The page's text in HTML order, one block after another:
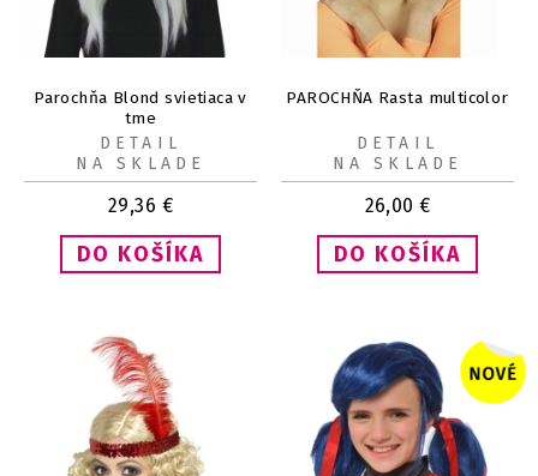
Parochňa Blond svietiaca v
tme
29,36 €
DETAIL
NA SKLADE
PAROCHŇA Rasta multicolor
26,00 €
DETAIL
NA SKLADE